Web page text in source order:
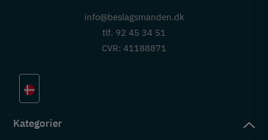
info@beslagsmanden.dk
tlf. 92 45 34 51
CVR: 41188871
Kategorier